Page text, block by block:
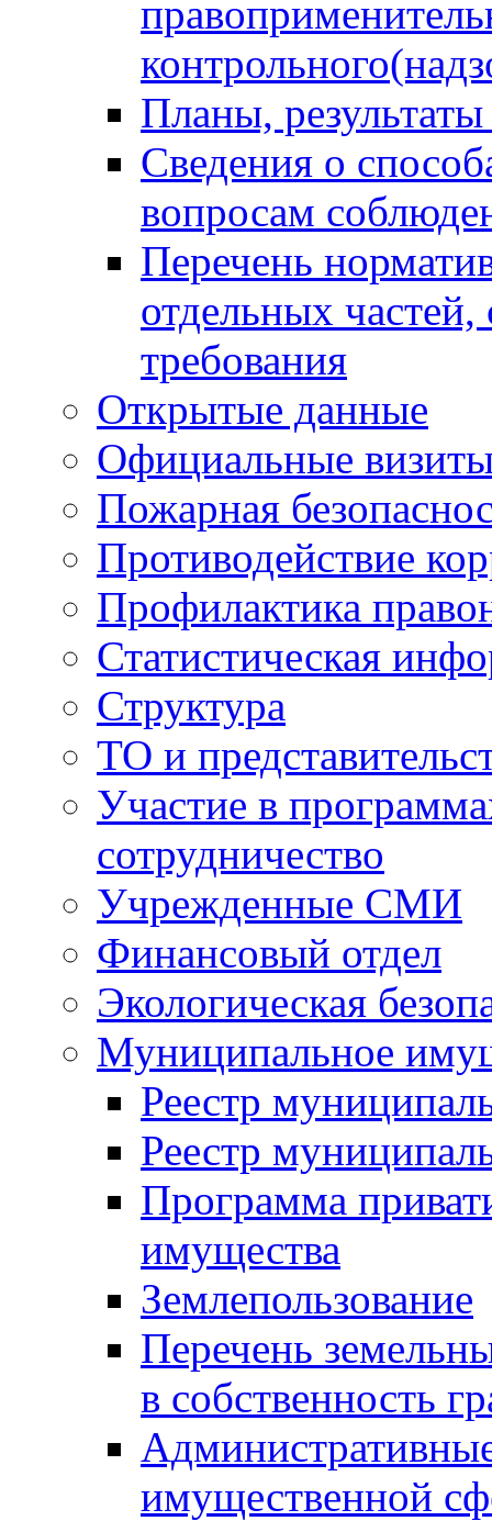
Планы,
Сведения о
вопросам
Перечень
отдельных
требования
Открытые данные
Официальные
Пожарная
Противодействие
Профилактика
Статистическая
Структура
ТО и
Участие в
сотрудничество
Учрежденные СМИ
Финансовый отдел
Экологическая
Муниципальное
Реестр
Реестр
Программа
имущества
Землепользование
Перечень
в собственность
имущественной